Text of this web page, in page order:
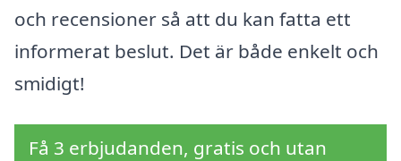
och recensioner så att du kan fatta ett
informerat beslut. Det är både enkelt och
smidigt!
Få 3 erbjudanden, gratis och utan